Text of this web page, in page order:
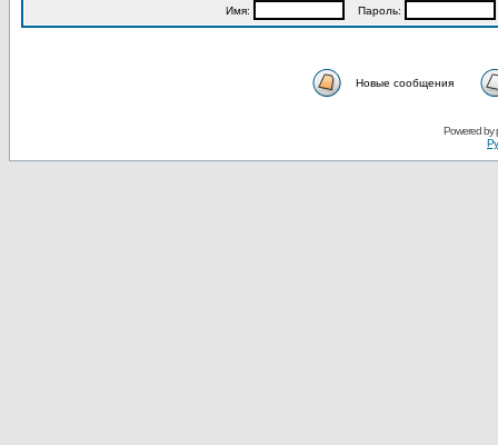
Имя: Пароль:
Новые сообщения
Powered by